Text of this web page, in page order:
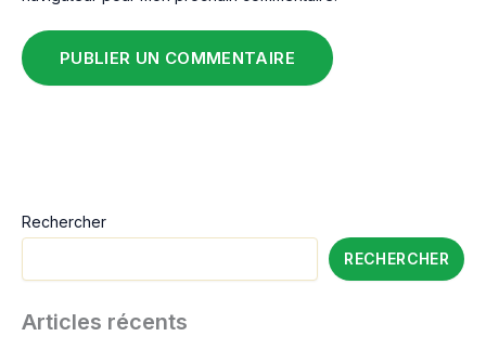
Rechercher
RECHERCHER
Articles récents